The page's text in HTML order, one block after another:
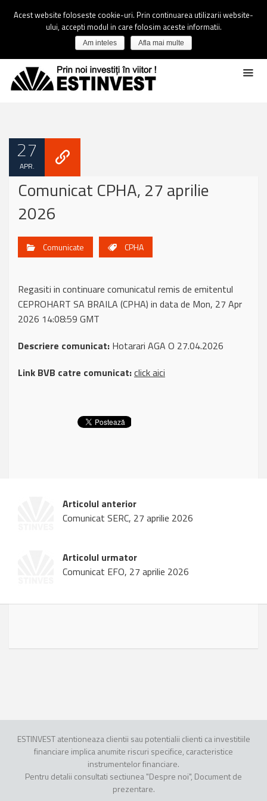
27
APR.
Comunicat CPHA, 27 aprilie
2026
Comunicate CPHA
Regasiti in continuare comunicatul remis de emitentul
CEPROHART SA BRAILA (CPHA) in data de Mon, 27 Apr
2026 14:08:59 GMT
Descriere comunicat: Hotarari AGA O 27.04.2026
Link BVB catre comunicat:click aici
Articolul anterior
Comunicat SERC, 27 aprilie 2026
Articolul urmator
Comunicat EFO, 27 aprilie 2026
ESTINVEST atentioneaza clientii sau potentialii clienti ca investitiile
financiare implica anumite riscuri specifice, caracteristice
instrumentelor financiare.
Pentru detalii consultati sectiunea "Despre noi", Document de
prezentare.
Acest website foloseste cookie-uri. Prin continuarea utilizarii website-
ului, accepti modul in care folosim aceste informatii.
Am inteles Afla mai multe